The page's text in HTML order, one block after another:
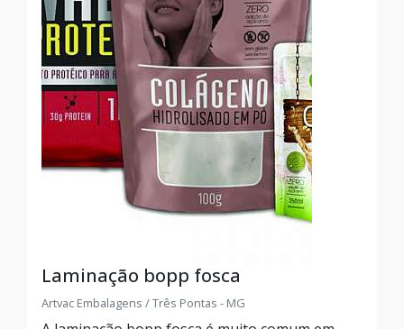
Laminação bopp fosca
Artvac Embalagens / Três Pontas - MG